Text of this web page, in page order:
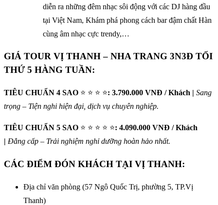
diễn ra những đêm nhạc sôi động với các DJ hàng đầu
tại Việt Nam, Khám phá phong cách bar đậm chất Hàn
cùng âm nhạc cực trendy,…
GIÁ TOUR VỊ THANH – NHA TRANG 3N3Đ TỐI
THỨ 5 HÀNG TUẦN:
TIÊU CHUẨN 4 SAO ⭐ ⭐ ⭐ ⭐: 3.790.000 VNĐ / Khách | Sang
trọng – Tiện nghi hiện đại, dịch vụ chuyên nghiệp.
TIÊU CHUẨN 5 SAO ⭐ ⭐ ⭐ ⭐ ⭐: 4.090.000 VNĐ / Khách
| Đẳng cấp – Trải nghiệm nghỉ dưỡng hoàn hảo nhất.
CÁC ĐIỂM ĐÓN KHÁCH TẠI VỊ THANH:
Địa chỉ văn phòng (57 Ngô Quốc Trị, phường 5, TP.Vị
Thanh)